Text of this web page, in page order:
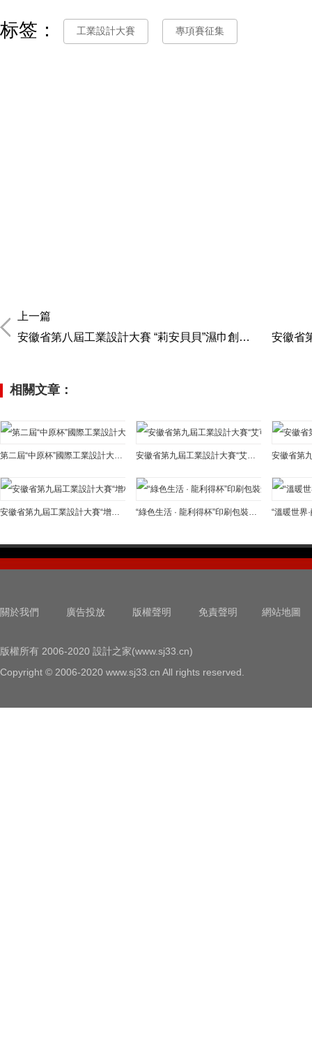
标签： 工業設計大賽 專項賽征集
上一篇
安徽省第八屆工業設計大賽 “莉安貝貝”濕巾創新專項賽征集公告
安徽省第
相關文章：
第二屆“中原杯”國際工業設計大賽征集公告 安徽省第九屆工業設計大賽“艾可舒杯”艾灸器具設計專項賽征集公告
安徽省第九屆工業設計大賽“增材雲杯”3D打印專項賽征集公告 “綠色生活 · 龍利得杯”印刷包裝創新創意設計專項賽征集公告
關於我們 廣告投放 版權聲明 免責聲明 網站地圖
版權所有 2006-2020 設計之家(www.sj33.cn)
Copyright © 2006-2020 www.sj33.cn All rights reserved.